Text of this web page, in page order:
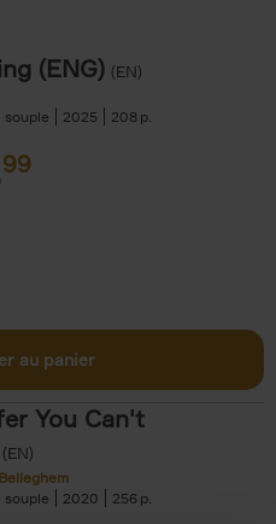
(ENG) (EN)
2025 208
99
au panier
You Can't
(EN)
2020 256